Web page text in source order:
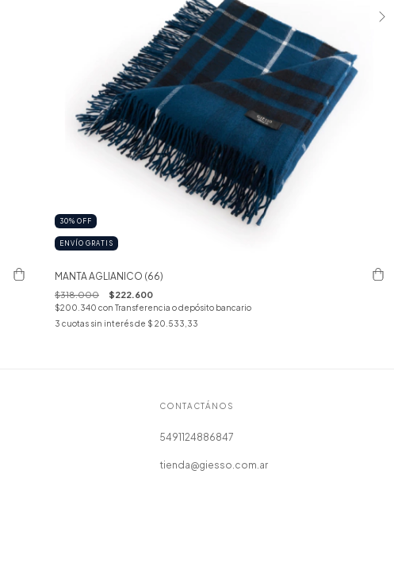
30% OFF
ENVÍO GRATIS
MANTA AGLIANICO (66)
$318.000 $222.600
$200.340 con Transferencia o depósito bancario
3 cuotas sin interés de $ 20.533,33
CONTACTÁNOS
5491124886847
tienda@giesso.com.ar